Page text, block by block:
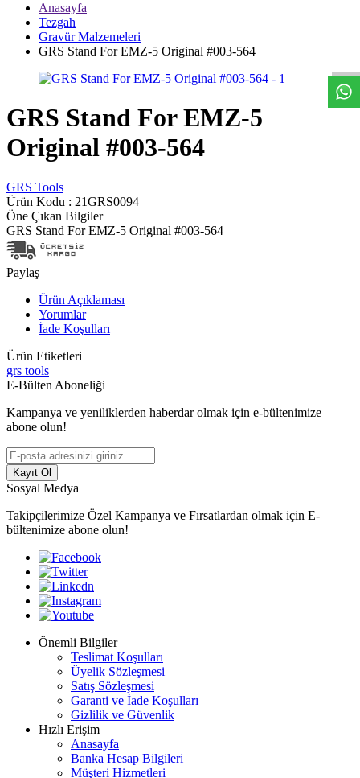
Anasayfa
Tezgah
Gravür Malzemeleri
GRS Stand For EMZ-5 Original #003-564
GRS Stand For EMZ-5
Original #003-564
GRS Tools
Ürün Kodu : 21GRS0094
Öne Çıkan Bilgiler
GRS Stand For EMZ-5 Original #003-564
Paylaş
Ürün Açıklaması
Yorumlar
İade Koşulları
Ürün Etiketleri
grs tools
E-Bülten Aboneliği
Kampanya ve yeniliklerden haberdar olmak için e-bültenimize
abone olun!
Kayıt Ol
Sosyal Medya
Takipçilerimize Özel Kampanya ve Fırsatlardan olmak için E-
bültenimize abone olun!
Önemli Bilgiler
Teslimat Koşulları
Üyelik Sözleşmesi
Satış Sözleşmesi
Garanti ve İade Koşulları
Gizlilik ve Güvenlik
Hızlı Erişim
Anasayfa
Banka Hesap Bilgileri
Müşteri Hizmetleri